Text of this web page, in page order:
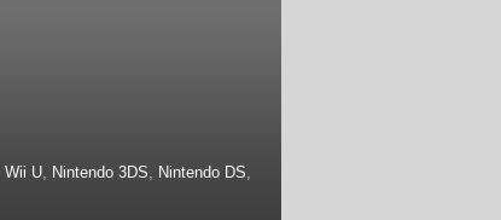
Wii U, Nintendo 3DS, Nintendo DS,